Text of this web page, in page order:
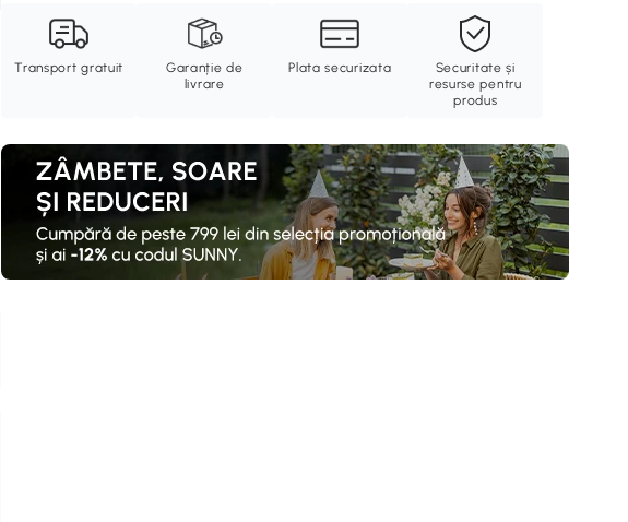
Transport gratuit
Garanție de
livrare
Plata securizata
Securitate și
resurse pentru
produs